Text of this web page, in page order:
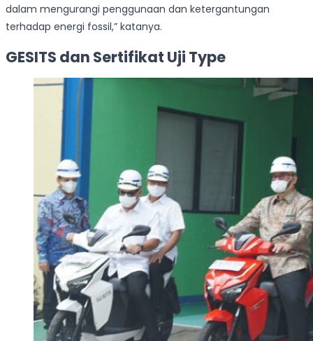
dalam mengurangi penggunaan dan ketergantungan
terhadap energi fossil,” katanya.
GESITS dan Sertifikat Uji Type